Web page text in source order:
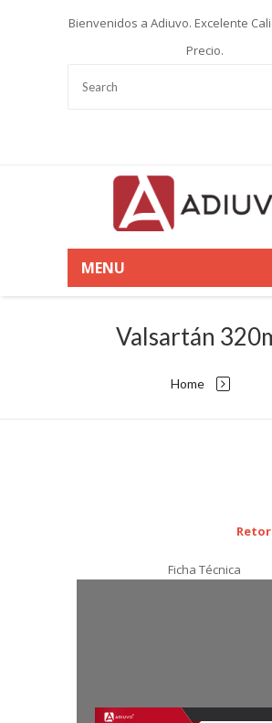
Bienvenidos a Adiuvo. Excelente
Precio.
MENU
Valsartán
Home
Ficha Técnica